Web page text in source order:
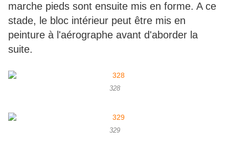
marche pieds sont ensuite mis en forme. A ce
stade, le bloc intérieur peut être mis en
peinture à l'aérographe avant d'aborder la
suite.
328
329